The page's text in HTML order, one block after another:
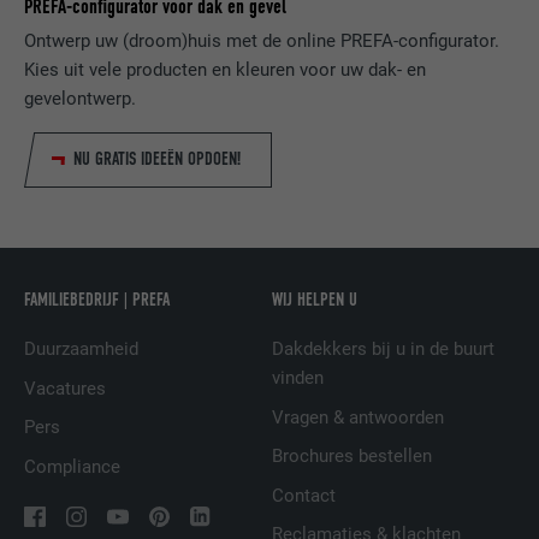
PREFA-configurator voor dak en gevel
Ontwerp uw (droom)huis met de online PREFA-configurator.
Kies uit vele producten en kleuren voor uw dak- en
gevelontwerp.
NU GRATIS IDEEËN OPDOEN!
FAMILIEBEDRIJF | PREFA
Duurzaamheid
Vacatures
Pers
Compliance
WIJ HELPEN U
Dakdekkers bij u in de buurt
vinden
Vragen & antwoorden
Brochures bestellen
Contact
Reclamaties & klachten
VERVALTIJD 1 dag
DOEL
genereren m.b.t. het gebruik van de
AANBIEDER Google Optimize
DOEL
Wordt bij wijze van test geplaatst om te
controleren of de browser het plaatsen
identificatiekenmerken.
NAAM lang
AANBIEDER
VERVALTIJD Sessie
taalversie van een website op.
AANBIEDER
VERVALTIJD
DOEL
Ingesteld door LinkedIn wanneer een
website een ingebed "Volg ons"-venster